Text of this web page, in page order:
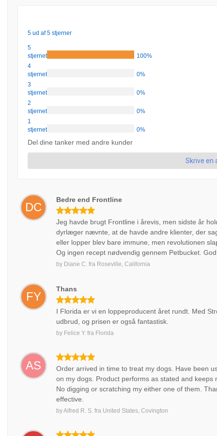
5 ud af 5 stjerner
5
stjernet
100%
4
stjernet
0%
3
stjernet
0%
2
stjernet
0%
1
stjernet
0%
Del dine tanker med andre kunder
Skrive en
DC
Bedre end Frontline
Jeg havde brugt Frontline i årevis, men sidste år
dyrlæger nævnte, at de havde andre klienter, der
eller lopper blev bare immune, men revolutionen
Og ingen recept nødvendig gennem Petbucket.
by Diane C. fra Roseville, California
FY
Thans
I Florida er vi en loppeproducent året rundt. Med
udbrud, og prisen er også fantastisk.
by Felice Y. fra Florida
AS
Order arrived in time to treat my dogs. Have been
on my dogs. Product performs as stated and
No digging or scratching my either one of them.
effective.
byAlfred R. S. fra United States, Covington